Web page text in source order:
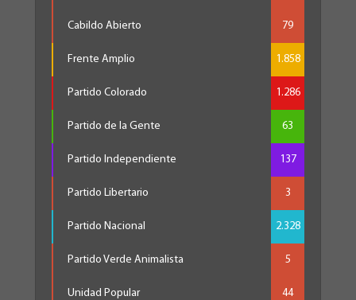
Cabildo Abierto 79
Frente Amplio 1.858
Partido Colorado 1.286
Partido de la Gente 63
Partido Independiente 137
Partido Libertario 3
Partido Nacional 2.328
Partido Verde Animalista 5
Unidad Popular 44